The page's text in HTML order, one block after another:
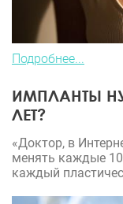
Подробнее...
ИМПЛАНТЫ
ЛЕТ?
«Доктор, в
менять каждые
каждый